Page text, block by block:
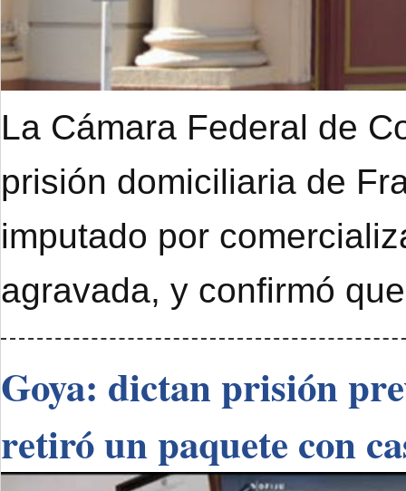
La Cámara Federal de
prisión domiciliaria de
imputado por
agravada, y confirmó
Goya: dictan prisión
retiró un paquete con